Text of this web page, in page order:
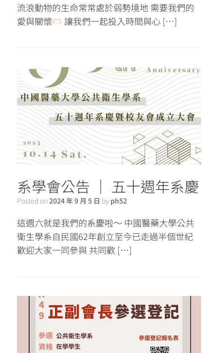
流浪動物的生命常常處於弱勢境地 需要我們的
愛與關懷
讓我們一起投入時間與心 […]
系學會公告 │ 五十週年系慶
Posted on 2024 年 9 月 5 日 by ph52
這週六就是我們的系慶啦～ 中國醫藥大學公共
衛生學系自民國62年創立至今已走過半個世紀
歡迎大家一同參與 共同歡 […]